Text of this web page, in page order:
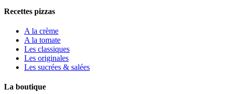
Recettes pizzas
A la crème
A la tomate
Les classiques
Les originales
Les sucrées & salées
La boutique